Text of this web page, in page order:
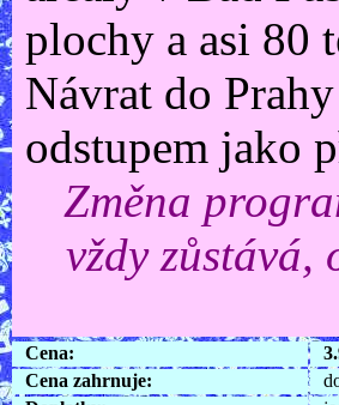
plochy a asi 80
Návrat do
odstupem jako
Změna
vždy
Cena:
Cena zahrnuje: